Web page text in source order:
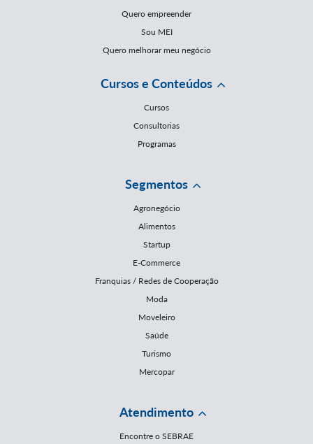
Quero empreender
Sou MEI
Quero melhorar meu negócio
Cursos e Conteúdos
Cursos
Consultorias
Programas
Segmentos
Agronegócio
Alimentos
Startup
E-Commerce
Franquias / Redes de Cooperação
Moda
Moveleiro
Saúde
Turismo
Mercopar
Atendimento
Encontre o SEBRAE